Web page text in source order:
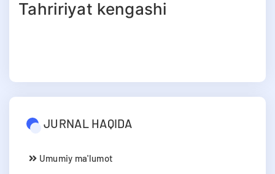
Tahririyat kengashi
JURNAL HAQIDA
Umumiy ma'lumot